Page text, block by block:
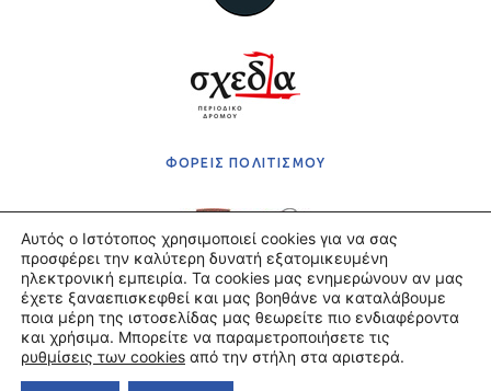
ΦΟΡΕΙΣ ΠΟΛΙΤΙΣΜΟΥ
Πολιτική Απορρήτου
Όροι χρήσης
Πληρωμές & Αποστολές
©2021 ΤΕΛΛΟΓΛΕΙΟ ΙΔΡΥΜΑ ΤΕΧΝΩΝ Α.Π.Θ.
Αυτός ο Ιστότοπος χρησιμοποιεί cookies για να σας
προσφέρει την καλύτερη δυνατή εξατομικευμένη
ηλεκτρονική εμπειρία. Τα cookies μας ενημερώνουν αν μας
έχετε ξαναεπισκεφθεί και μας βοηθάνε να καταλάβουμε
ποια μέρη της ιστοσελίδας μας θεωρείτε πιο ενδιαφέροντα
και χρήσιμα. Μπορείτε να παραμετροποιήσετε τις
ρυθμίσεις των cookies από την στήλη στα αριστερά.